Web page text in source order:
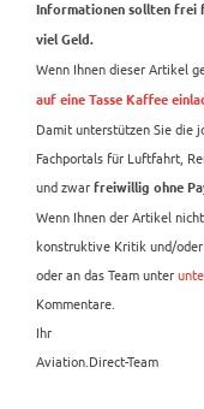
Informationen sollten frei
viel Geld.
Wenn Ihnen dieser Artikel
auf eine Tasse Kaffee
Damit unterstützen Sie die
Fachportals für Luftfahrt,
und zwar freiwillig ohne
Wenn Ihnen der Artikel
konstruktive Kritik und/
oder an das Team unter
Kommentare.
Ihr
Aviation.Direct-Team